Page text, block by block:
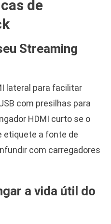
de
Streaming
lateral para facilitar
com presilhas para
HDMI curto se o
etiquete a fonte de
com carregadores
a vida útil do